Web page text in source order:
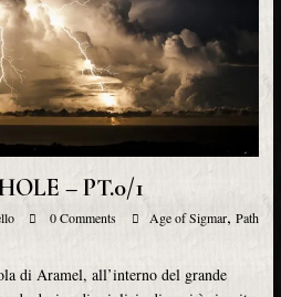
– PT.0/1
0 Comments Age of Sigmar, Path
di Aramel, all’interno del grande